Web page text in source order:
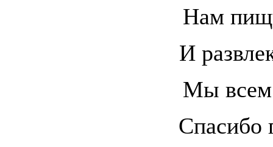
Нам
И
Мы всем
Спасибо